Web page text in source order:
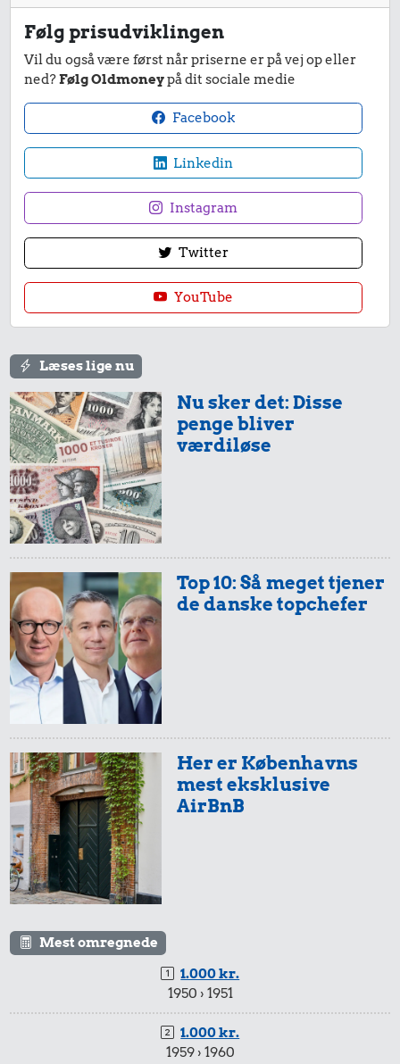
Følg prisudviklingen
Vil du også være først når priserne er på vej op eller
ned?Følg Oldmoneypå dit sociale medie
Facebook
Linkedin
Instagram
Twitter
YouTube
Læses lige nu
Nu sker det: Disse
penge bliver
værdiløse
Top 10: Så meget tjener
de danske topchefer
Her er Københavns
mest eksklusive
AirBnB
Mest omregnede
1.000 kr.
1950 › 1951
1.000 kr.
1959 › 1960